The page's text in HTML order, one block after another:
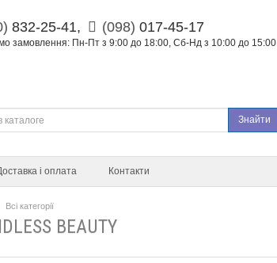
832-25-41, (098) 017-45-17
замовлення: Пн-Пт з 9:00 до 18:00, Сб-Нд з 10:00 до 15:00
Знайти
і оплата Контакти
Всі категорії
BEAUTY